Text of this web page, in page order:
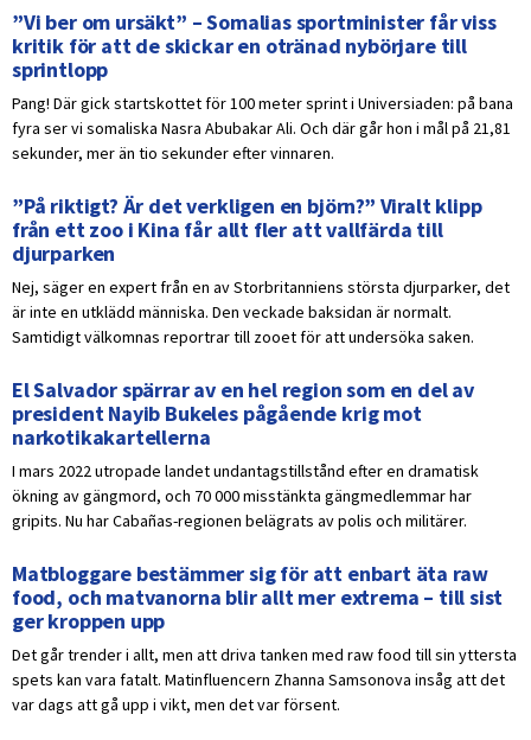
”Vi ber om ursäkt” – Somalias sportminister får viss
kritik för att de skickar en otränad nybörjare till
sprintlopp
Pang! Där gick startskottet för 100 meter sprint i Universiaden: på bana
fyra ser vi somaliska Nasra Abubakar Ali. Och där går hon i mål på 21,81
sekunder, mer än tio sekunder efter vinnaren.
”På riktigt? Är det verkligen en björn?” Viralt klipp
från ett zoo i Kina får allt fler att vallfärda till
djurparken
Nej, säger en expert från en av Storbritanniens största djurparker, det
är inte en utklädd människa. Den veckade baksidan är normalt.
Samtidigt välkomnas reportrar till zooet för att undersöka saken.
El Salvador spärrar av en hel region som en del av
president Nayib Bukeles pågående krig mot
narkotikakartellerna
I mars 2022 utropade landet undantagstillstånd efter en dramatisk
ökning av gängmord, och 70 000 misstänkta gängmedlemmar har
gripits. Nu har Cabañas-regionen belägrats av polis och militärer.
Matbloggare bestämmer sig för att enbart äta raw
food, och matvanorna blir allt mer extrema – till sist
ger kroppen upp
Det går trender i allt, men att driva tanken med raw food till sin yttersta
spets kan vara fatalt. Matinfluencern Zhanna Samsonova insåg att det
var dags att gå upp i vikt, men det var försent.